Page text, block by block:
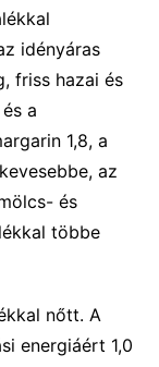
idényáras
friss hazai és
a
1,8, a
az
és
többe
nőtt. A
energiáért 1,0